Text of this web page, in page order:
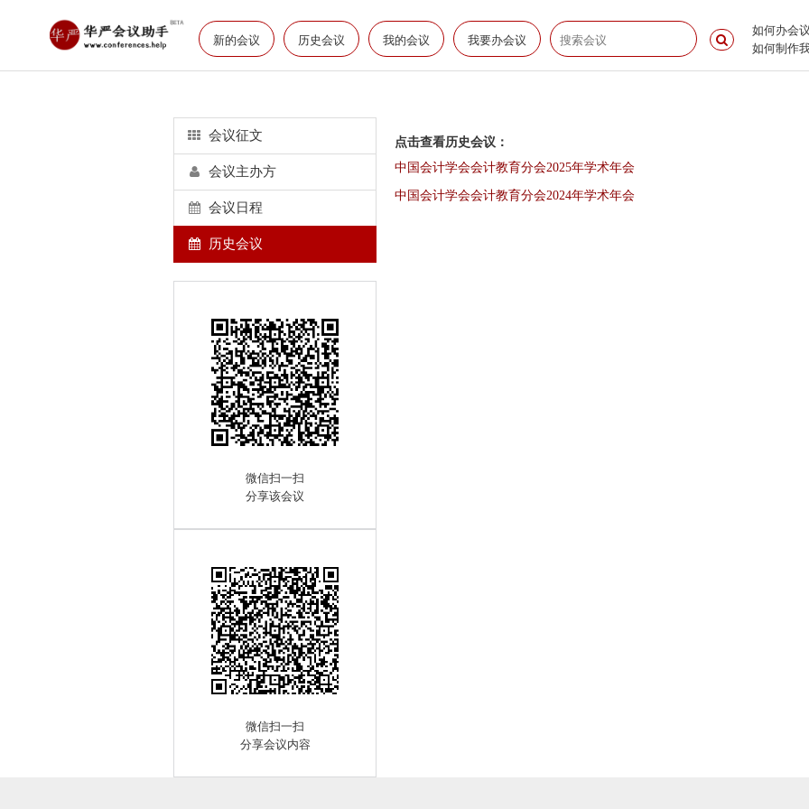
新的会议 历史会议 我的会议 我要办会议
如何办会
如何制作
会议征文
会议主办方
会议日程
历史会议
微信扫一扫
分享该会议
微信扫一扫
分享会议内容
点击查看历史会议：
中国会计学会会计教育分会2025年学术年会
中国会计学会会计教育分会2024年学术年会